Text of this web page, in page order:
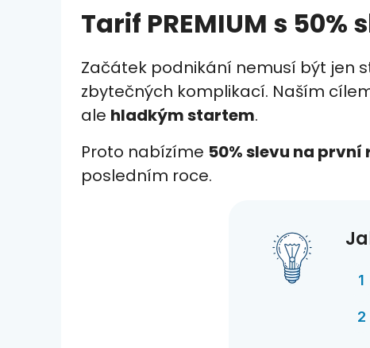
Tarif PREMIUM s 50%
Začátek podnikání nemusí být jen
zbytečných komplikací. Naším
ale hladkým startem.
Proto nabízíme 50% slevu na první
posledním roce.